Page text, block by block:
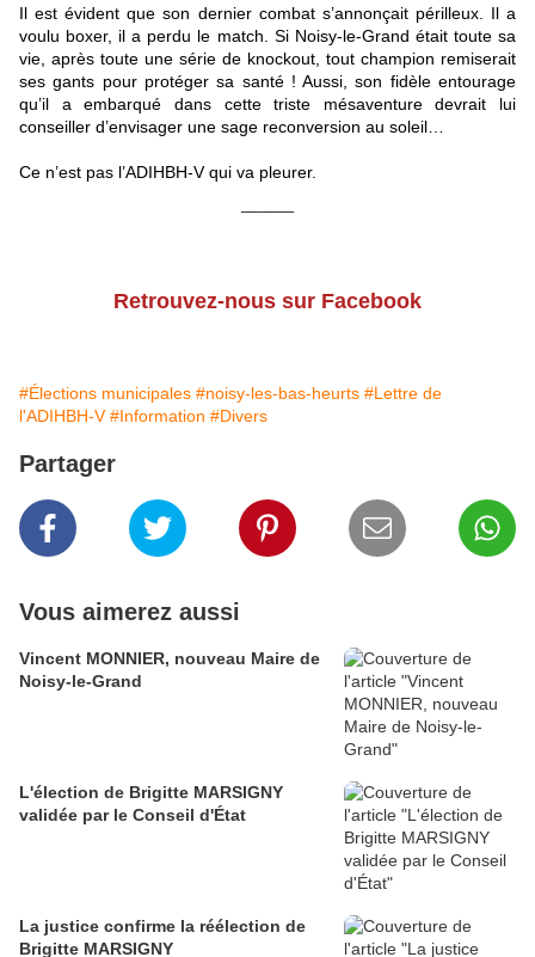
Il est évident que son dernier combat s’annonçait périlleux. Il a
voulu boxer, il a perdu le match. Si Noisy-le-Grand était toute sa
vie, après toute une série de knockout, tout champion remiserait
ses gants pour protéger sa santé ! Aussi, son fidèle entourage
qu’il a embarqué dans cette triste mésaventure devrait lui
conseiller d’envisager une sage reconversion au soleil…
Ce n’est pas l’ADIHBH-V qui va pleurer.
Retrouvez-nous sur Facebook
#Élections municipales #noisy-les-bas-heurts #Lettre de
l'ADIHBH-V #Information #Divers
Partager
Vous aimerez aussi
Vincent MONNIER, nouveau Maire de
Noisy-le-Grand
L'élection de Brigitte MARSIGNY
validée par le Conseil d'État
La justice confirme la réélection de
Brigitte MARSIGNY